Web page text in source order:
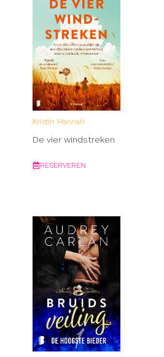
Kristin Hannah
De vier windstreken
RESERVEREN